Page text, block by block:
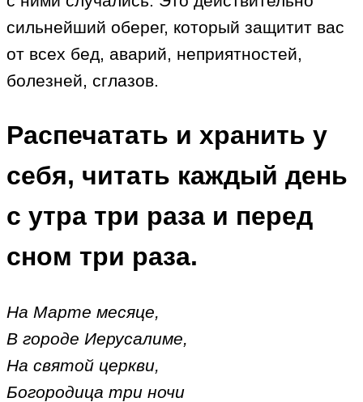
сильнейший оберег, который защитит вас
от всех бед, аварий, неприятностей,
болезней, сглазов.
Распечатать и хранить у
себя, читать каждый день
с утра три раза и перед
сном три раза.
На Марте месяце,
В городе Иерусалиме,
На святой церкви,
Богородица три ночи